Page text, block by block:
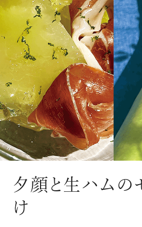
メールマガジンでお届け致します。更
のタブロイドマガジンのご案内もあり
ご負担いただくことでお手元で『
みいただけます。
登録は無料です。
一緒に『AdvancedTime』を楽しみましょ
会員登録をする
夕顔と生ハムの
け